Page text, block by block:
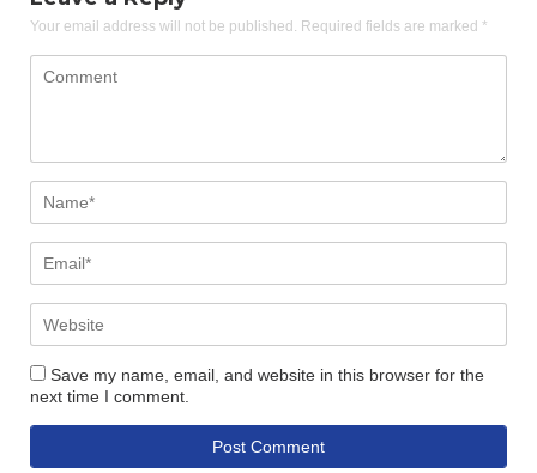
Your email address will not be published. Required fields are marked *
Save my name, email, and website in this browser for the
next time I comment.